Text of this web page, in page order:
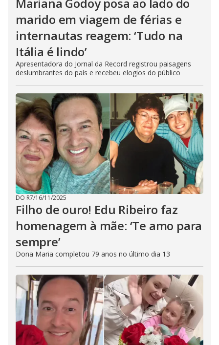
marido em viagem de férias e
internautas reagem: ‘Tudo na
Itália é lindo’
Apresentadora do Jornal da Record registrou paisagens
deslumbrantes do país e recebeu elogios do público
DO R7/16/11/2025
Filho de ouro! Edu Ribeiro faz
homenagem à mãe: ‘Te amo para
sempre’
Dona Maria completou 79 anos no último dia 13